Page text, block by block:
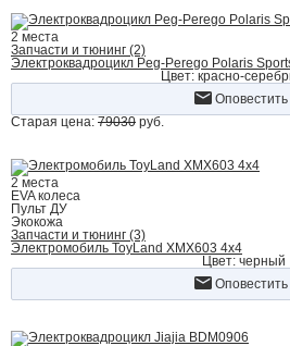
2 места
Запчасти и тюнинг (2)
Электроквадроцикл Peg-Perego Polaris
Цвет: красно-
Оповестить
Старая цена: 79030 руб.
2 места
EVA колеса
Пульт ДУ
Экокожа
Запчасти и тюнинг (3)
Электромобиль ToyLand ХМХ603 4х4
Цвет: черный
Оповестить